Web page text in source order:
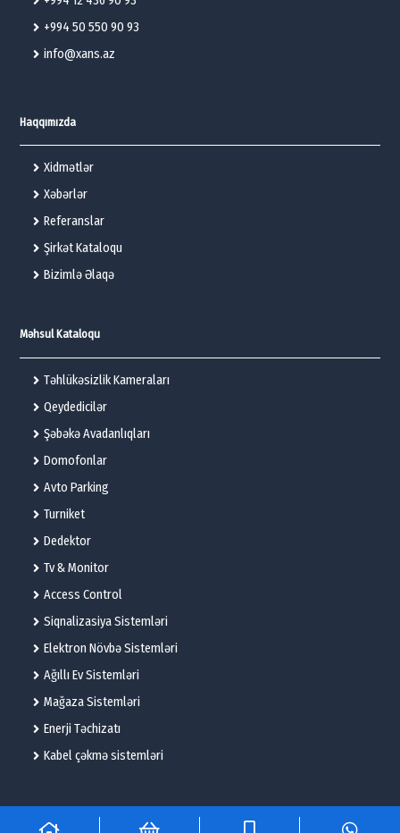
+994 50 550 90 93
info@xans.az
Haqqımızda
Xidmətlər
Xəbərlər
Referanslar
Şirkət Kataloqu
Bizimlə Əlaqə
Məhsul Kataloqu
Təhlükəsizlik Kameraları
Qeydedicilər
Şəbəkə Avadanlıqları
Domofonlar
Avto Parking
Turniket
Dedektor
Tv & Monitor
Access Control
Siqnalizasiya Sistemləri
Elektron Növbə Sistemləri
Ağıllı Ev Sistemləri
Mağaza Sistemləri
Enerji Təchizatı
Kabel çəkmə sistemləri
© 2025 – Flame Technologies